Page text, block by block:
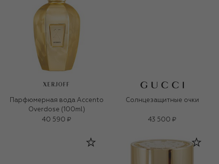
XERJOFF
Парфюмерная вода Accento
Overdose (100ml)
40 590 ₽
Солнцезащитные очки
43 500 ₽